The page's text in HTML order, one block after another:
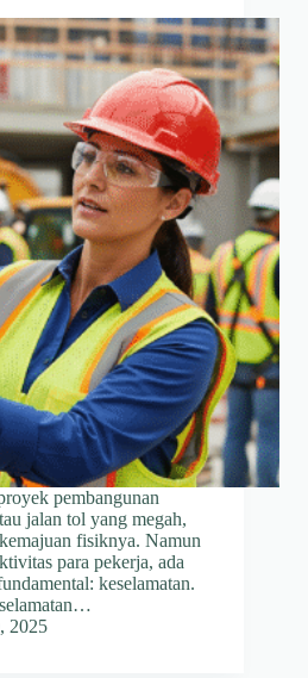
pembangunan
jalan tol yang megah,
fisiknya. Namun
para pekerja, ada
keselamatan.
2025